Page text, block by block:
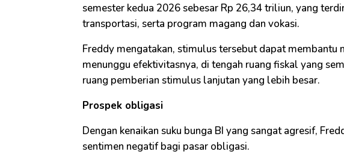
semester kedua 2026 sebesar Rp 26,34 triliun, yang
transportasi, serta program magang dan vokasi.
Freddy mengatakan, stimulus tersebut dapat membantu
menunggu efektivitasnya, di tengah ruang fiskal yang
ruang pemberian stimulus lanjutan yang lebih besar.
Prospek obligasi
Dengan kenaikan suku bunga BI yang sangat agresif,
sentimen negatif bagi pasar obligasi.